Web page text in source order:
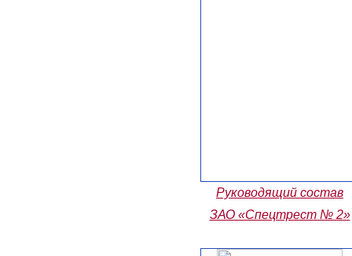
Руководящий состав
ЗАО «Спецтрест № 2»